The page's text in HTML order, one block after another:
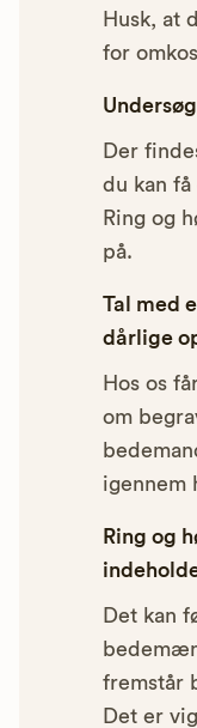
Husk, at
for
Der
du kan
Ring og
på.
Tal med
dårlige
Hos os
om
igennem
Ring og
Det kan
fremstår
Det er